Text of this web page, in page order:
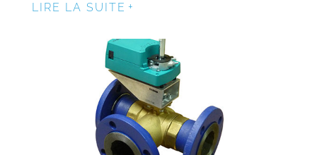
LIRE LA SUITE